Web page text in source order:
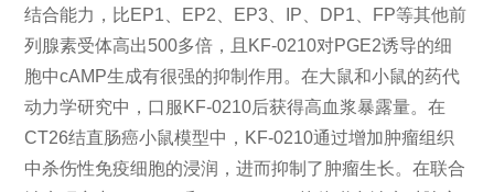
结合能力，比EP1、EP2、EP3、IP、DP1、FP等其他前
列腺素受体高出500多倍，且KF-0210对PGE2诱导的细
胞中cAMP生成有很强的抑制作用。在大鼠和小鼠的药代
动力学研究中，口服KF-0210后获得高血浆暴露量。在
CT26结直肠癌小鼠模型中，KF-0210通过增加肿瘤组织
中杀伤性免疫细胞的浸润，进而抑制了肿瘤生长。在联合